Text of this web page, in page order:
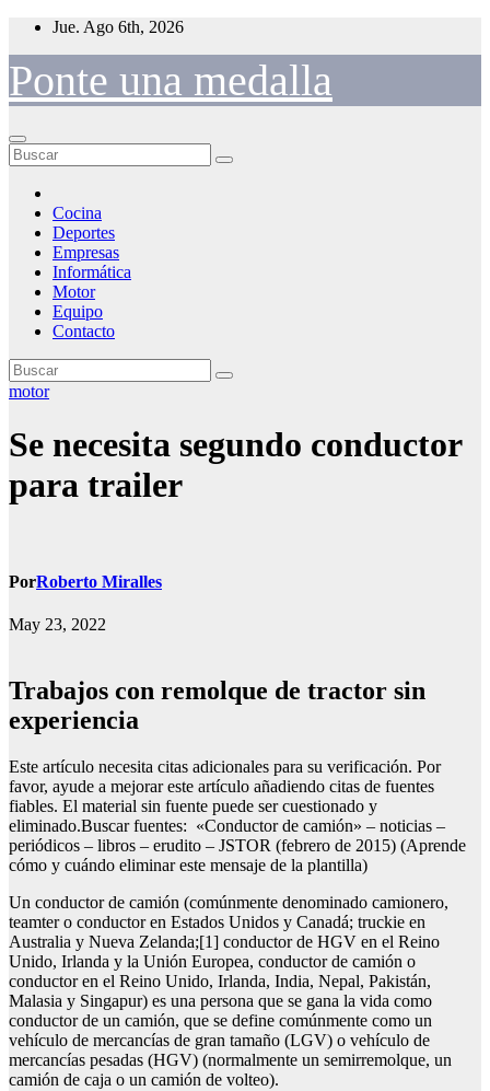
Saltar
contenido
Jue. Ago 6th, 2026
Ponte una medalla
Cocina
Deportes
Empresas
Informática
Motor
Equipo
Contacto
motor
Se necesita segundo conductor
para trailer
PorRoberto Miralles
May 23, 2022
Trabajos con remolque de tractor sin
experiencia
Este artículo necesita citas adicionales para su verificación. Por
favor, ayude a mejorar este artículo añadiendo citas de fuentes
fiables. El material sin fuente puede ser cuestionado y
eliminado.Buscar fuentes: «Conductor de camión» – noticias –
periódicos – libros – erudito – JSTOR (febrero de 2015) (Aprende
cómo y cuándo eliminar este mensaje de la plantilla)
Un conductor de camión (comúnmente denominado camionero,
teamter o conductor en Estados Unidos y Canadá; truckie en
Australia y Nueva Zelanda;[1] conductor de HGV en el Reino
Unido, Irlanda y la Unión Europea, conductor de camión o
conductor en el Reino Unido, Irlanda, India, Nepal, Pakistán,
Malasia y Singapur) es una persona que se gana la vida como
conductor de un camión, que se define comúnmente como un
vehículo de mercancías de gran tamaño (LGV) o vehículo de
mercancías pesadas (HGV) (normalmente un semirremolque, un
camión de caja o un camión de volteo).